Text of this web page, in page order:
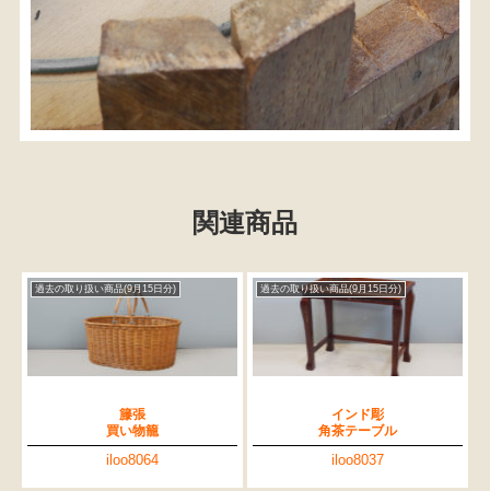
関連商品
過去の取り扱い商品(9月15日分)
籐張
買い物籠
iloo8064
過去の取り扱い商品(9月15日分)
インド彫
角茶テーブル
iloo8037